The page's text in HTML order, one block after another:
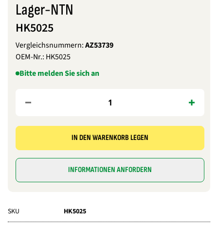
Lager-NTN
HK5025
Vergleichsnummern:AZ53739
OEM-Nr.: HK5025
Bitte melden Sie sich an
IN DEN WARENKORB LEGEN
INFORMATIONEN ANFORDERN
SKU HK5025